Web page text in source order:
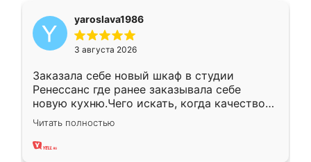
yaroslava1986
3 августа 2026
Заказала себе новый шкаф в студии
Ренессанс где ранее заказывала себе
новую кухню.Чего искать, когда качеством
вполне довольна. Служит кухня уже почти
два года, нареканий нет.
Читать полностью